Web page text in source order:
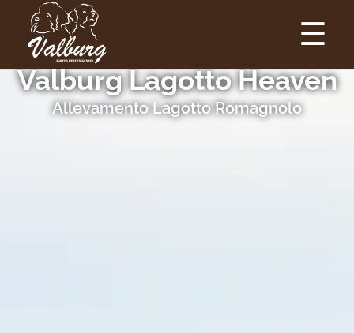
☰
Valburg Lagotto Heaven
Allevamento Lagotto Romagnolo